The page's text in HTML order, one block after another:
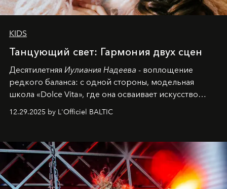
KIDS
Танцующий свет: Гармония двух сцен
Десятилетняя Иулиания Надеева - воплощение
редкого баланса: с одной стороны, модельная
школа «Dolce Vita», где она осваивает искусство
позы и образа, с другой - подготовительная
балетная студия при хореографическом училище,
танцевального пути за плечами.
12.29.2025 by L'Officiel BALTIC